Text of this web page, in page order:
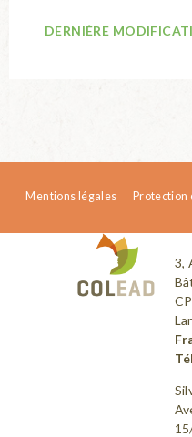
DERNIÈRE
Mentions légales Protection
3,